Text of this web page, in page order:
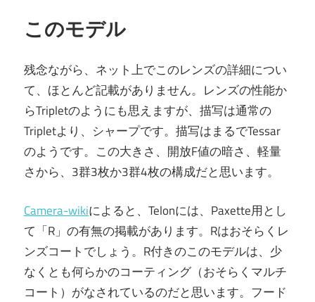
このモデル
残念ながら、ネット上でこのレンズの詳細につい
て、ほとんど記載がありません。レンズの性能か
らTripletのようにも思えますが、描写は通常の
Tripletより、シャープです。描写はまるでTessar
のようです。この大きさ、開放F値の暗さ、軽量
さから、3群3枚か3群4枚の構成だと思います。
Camera-wikiによると、Telonには、Paxette用とし
て「R」の有無の掲載があります。Rはおそらくレ
ンズコートでしょう。R付きのこのモデルは、少
なくとも何らかのコーティング（おそらくマルチ
コート）がなされているのだと思います。フード